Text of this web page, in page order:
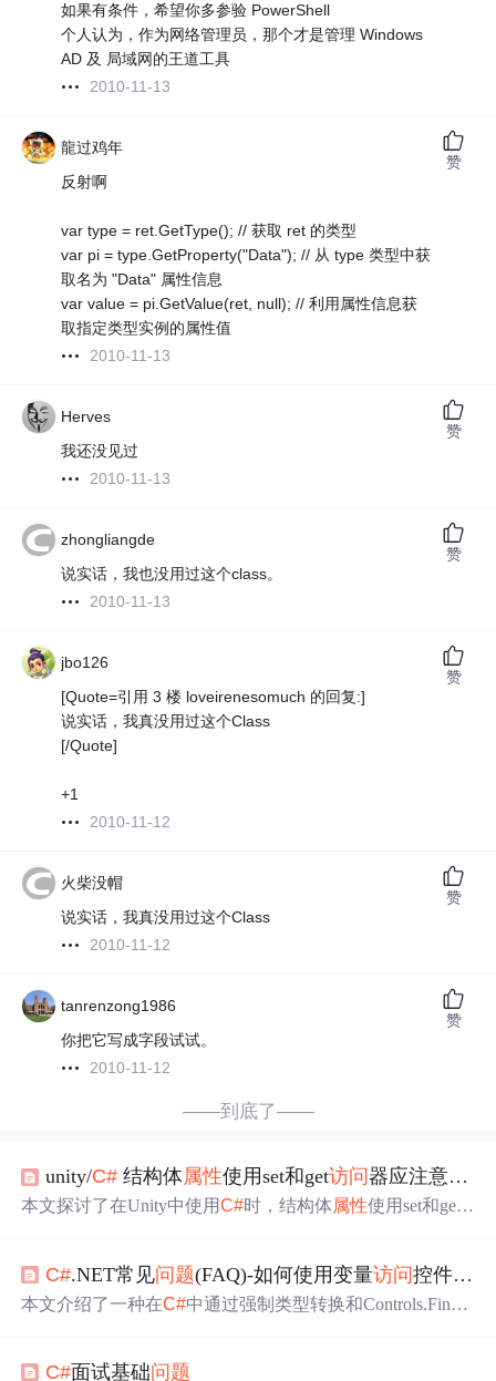
如果有条件，希望你多参验 PowerShell
个人认为，作为网络管理员，那个才是管理 Windows
AD 及 局域网的王道工具
2010-11-13
龍过鸡年
反射啊
var type = ret.GetType(); // 获取 ret 的类型
var pi = type.GetProperty("Data"); // 从 type 类型中获
取名为 "Data" 属性信息
var value = pi.GetValue(ret, null); // 利用属性信息获
取指定类型实例的属性值
2010-11-13
赞
Herves
我还没见过
2010-11-13
赞
zhongliangde
说实话，我也没用过这个class。
2010-11-13
赞
jbo126
[Quote=引用 3 楼 loveirenesomuch 的回复:]
说实话，我真没用过这个Class
[/Quote]
+1
2010-11-12
赞
火柴没帽
说实话，我真没用过这个Class
2010-11-12
赞
tanrenzong1986
你把它写成字段试试。
2010-11-12
赞
——到底了——
unity/C# 结构体属性使用set和get访问器应注意的
本文探讨了在Unity中使用C#时，结构体属性使用set和get
这揭示了结构体在属性访问时的值类型特性。
C#.NET常见问题(FAQ)-如何使用变量访问控件属性
本文介绍了一种在C#中通过强制类型转换和Controls.Find
C#面试基础问题